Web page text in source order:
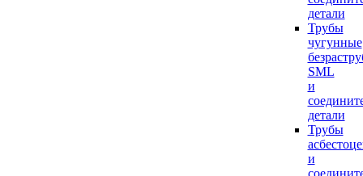
детали
Трубы
чугунные
SML
и
детали
Трубы
и